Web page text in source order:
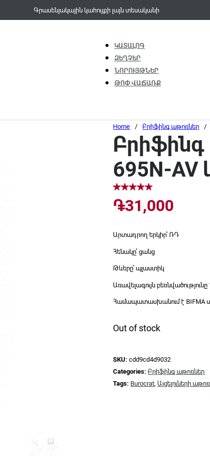
Գրասենյակային կահույքի լայն տեսականի
ԿԱՏԱԼՈԳ
ԶԵՂՉԵՐ
ՆՈՐՈՒՅԹՆԵՐ
ԹՈՓ ՎԱՃԱՌՔ
Home / Բրիֆինգ աթոռներ /
Բրիֆինգ
695N-AV
֏31,000
Արտադրող երկիր՝ ՌԴ
Հենակը՝ ցանց
Թևերը՝ պլաստիկ
Առավելագույն բեռնվածությունը
Համապատասխանում է BIFMA
Out of stock
SKU:cdd9cd4d9032
Categories: Բրիֆինգ աթոռներ
Tags: Burocrat Այցելուների աթոռ